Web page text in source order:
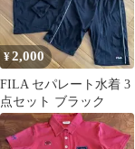
¥2,000
FILA セパレート水着 3
点セット ブラック